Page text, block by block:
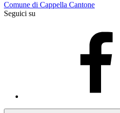
Comune di Cappella Cantone
Seguici su